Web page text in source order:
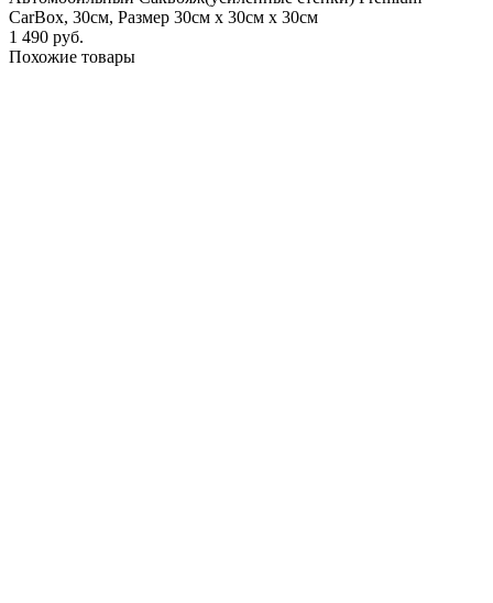
CarBox, 30см, Размер 30см х 30см х 30см
1 490 руб.
Похожие товары